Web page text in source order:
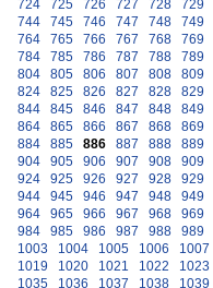
724
725 726 727 728 729
744
745 746 747 748 749
764
765 766 767 768 769
784
785 786 787 788 789
804
805 806 807 808 809
824
825 826 827 828 829
844
845 846 847 848 849
864
865 866 867 868 869
884
885 886 887 888 889
904
905 906 907 908 909
924
925 926 927 928 929
944
945 946 947 948 949
964
965 966 967 968 969
984
985 986 987 988 989
1003
1004 1005 1006 1007
1019
1020 1021 1022 1023
1035
1036 1037 1038 1039